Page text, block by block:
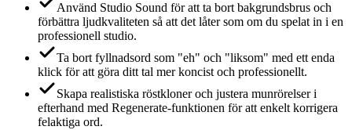
Använd Studio Sound för att ta bort bakgrundsbrus och
förbättra ljudkvaliteten så att det låter som om du spelat in i en
professionell studio.
Ta bort fyllnadsord som "eh" och "liksom" med ett enda
klick för att göra ditt tal mer koncist och professionellt.
Skapa realistiska röstkloner och justera munrörelser i
efterhand med Regenerate-funktionen för att enkelt korrigera
felaktiga ord.